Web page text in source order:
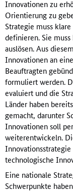
Innovationen zu
Orientierung zu
Strategie muss
definieren. Sie
auslösen. Aus
Innovationen an
Beauftragten
formuliert werden.
evaluiert und die
Länder haben
gemacht, darunter
Innovationen soll
weiterentwickeln.
technologische
Eine nationale
Schwerpunkte